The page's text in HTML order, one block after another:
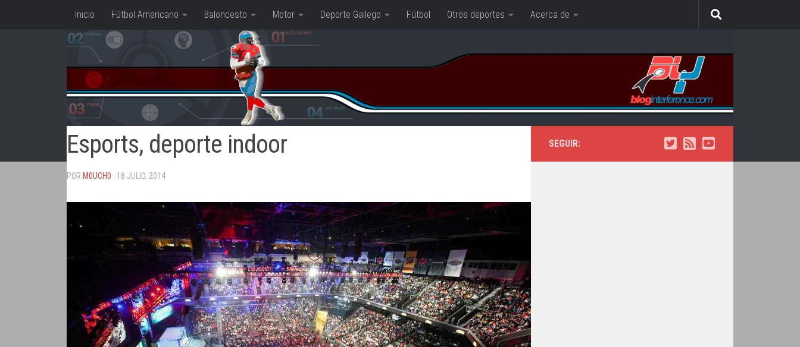
Saltar al contenido
Inicio Fútbol Americano Baloncesto Motor Deporte Gallego Fútbol Otros deportes Acerca de
Esports, deporte indoor
POR M0UCH0 · 18 JULIO, 2014
SEGUIR: